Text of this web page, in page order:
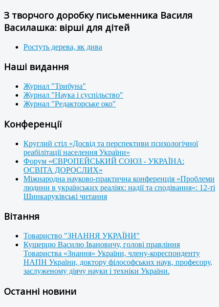
З творчого доробку письменника Василя
Василашка: вірші для дітей
Ростуть дерева, як дива
Наші видання
Журнал "Трибуна"
Журнал "Наука і суспільство"
Журнал "Редакторське око"
Конференції
Круглий стіл «Досвід та перспективи психологічної
реабілітації населення України»
Форум «ЄВРОПЕЙСЬКИЙ СОЮЗ - УКРАЇНА:
ОСВІТА ДОРОСЛИХ»
Міжнародна науково-практична конференція «Проблеми
людини в українських реаліях: надії та сподівання»: 12-ті
Шинкаруківські читання
Вітання
Товариство "ЗНАННЯ УКРАЇНИ"
Кушерцю Василю Івановичу, голові правління
Товариства «Знання» України, члену-кореспонденту
НАПН України, доктору філософських наук, професору,
заслуженому діячу науки і техніки України.
Останні новини